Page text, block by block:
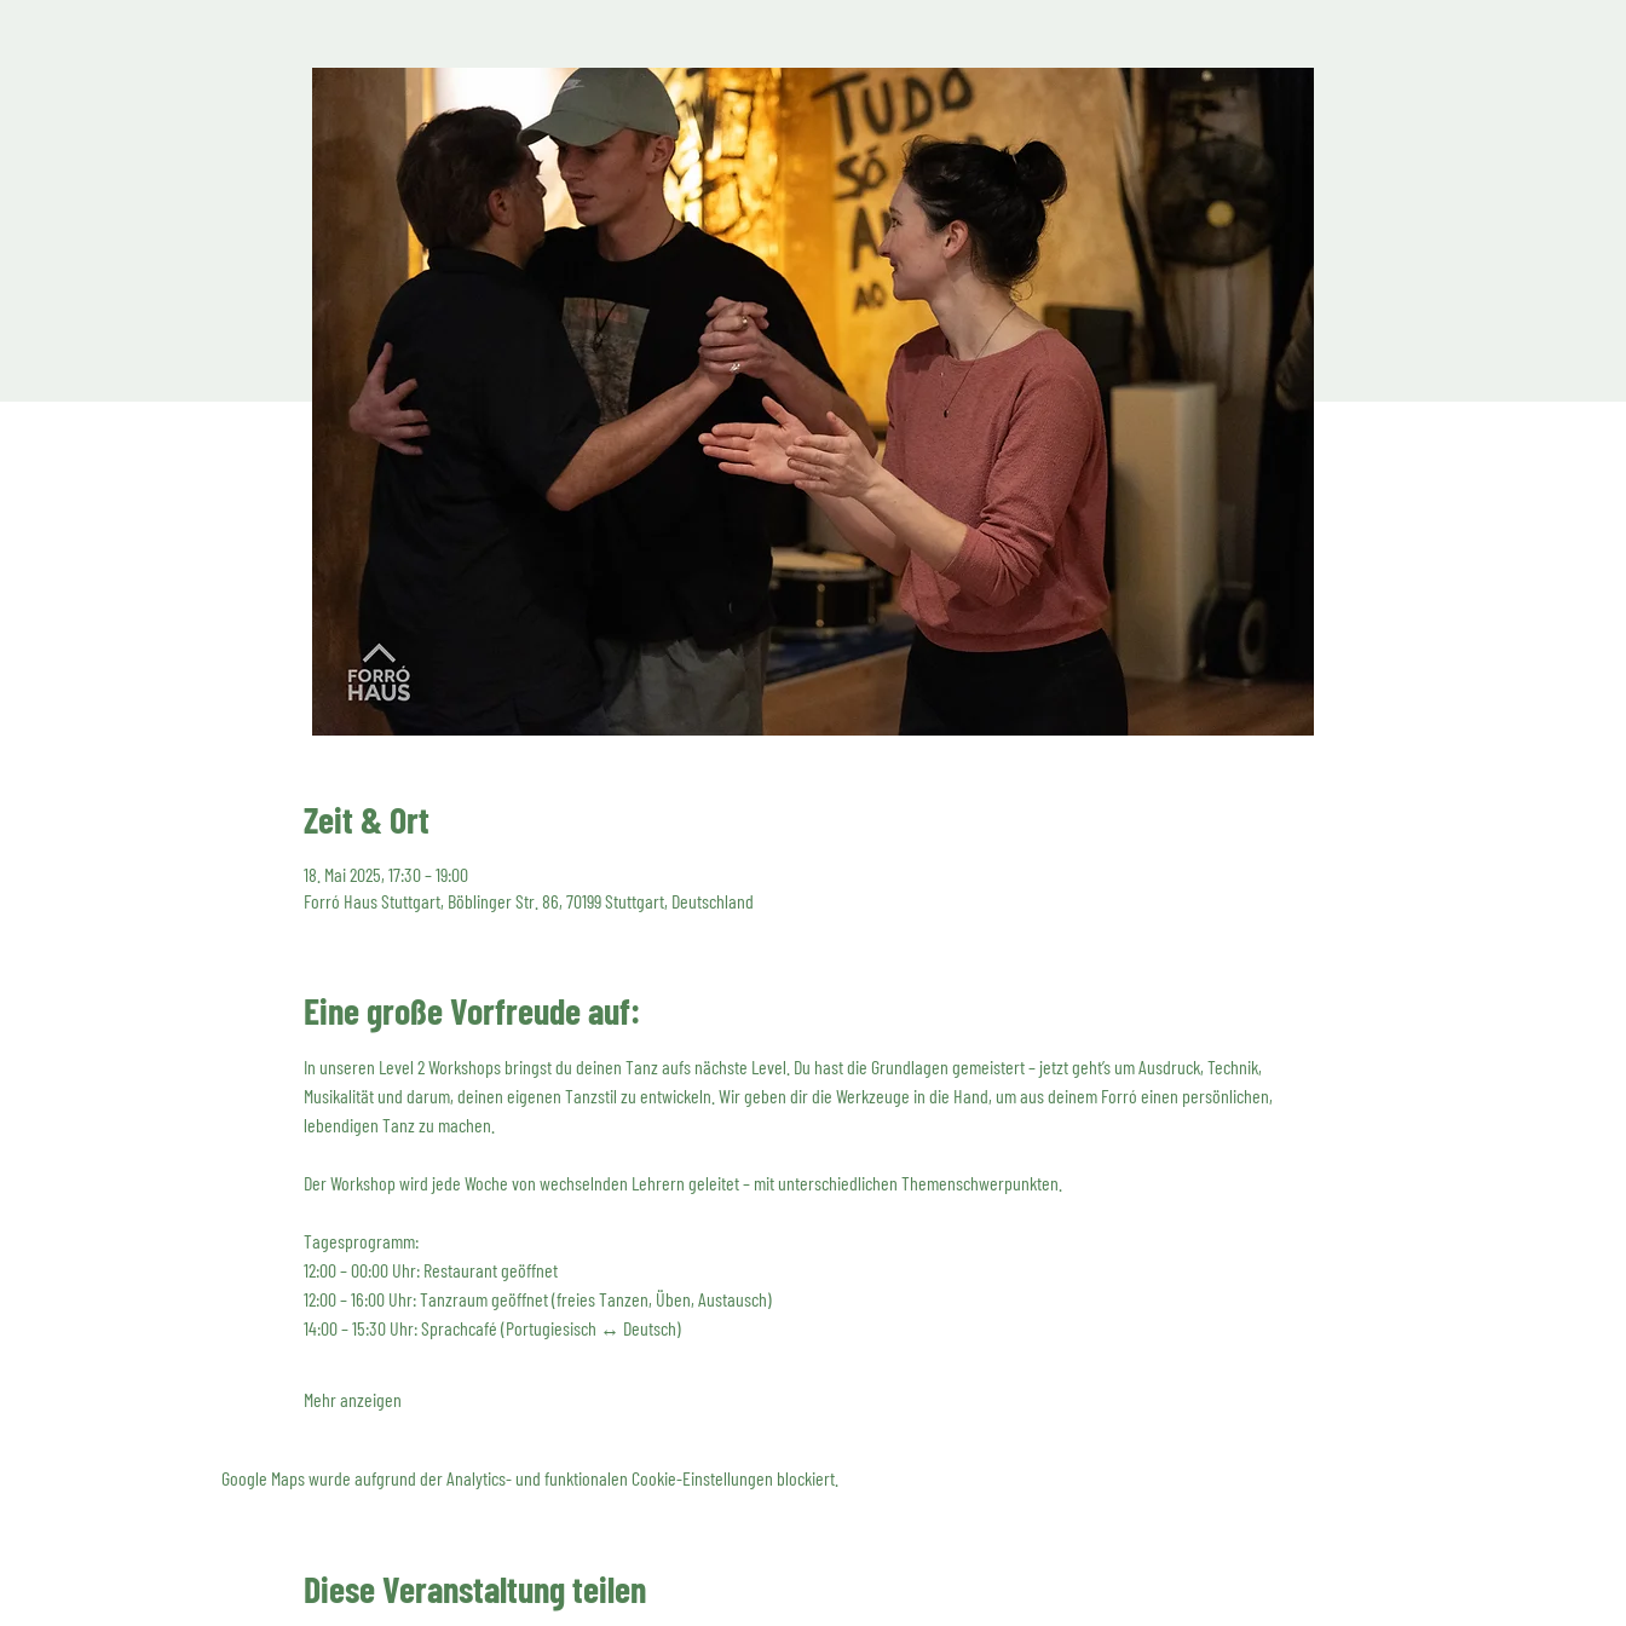
Zeit & Ort
18. Mai 2025, 17:30 – 19:00
Forró Haus Stuttgart, Böblinger Str. 86, 70199 Stuttgart, Deutschland
Eine große Vorfreude auf:
In unseren Level 2 Workshops bringst du deinen Tanz aufs nächste Level. Du hast die Grundlagen gemeistert – jetzt geht’s um Ausdruck, Technik,
Musikalität und darum, deinen eigenen Tanzstil zu entwickeln. Wir geben dir die Werkzeuge in die Hand, um aus deinem Forró einen persönlichen,
lebendigen Tanz zu machen.
Der Workshop wird jede Woche von wechselnden Lehrern geleitet – mit unterschiedlichen Themenschwerpunkten.
Tagesprogramm:
12:00 – 00:00 Uhr: Restaurant geöffnet
12:00 – 16:00 Uhr: Tanzraum geöffnet (freies Tanzen, Üben, Austausch)
14:00 – 15:30 Uhr: Sprachcafé (Portugiesisch ↔ Deutsch)
Mehr anzeigen
Google Maps wurde aufgrund der Analytics- und funktionalen Cookie-Einstellungen blockiert.
Diese Veranstaltung teilen